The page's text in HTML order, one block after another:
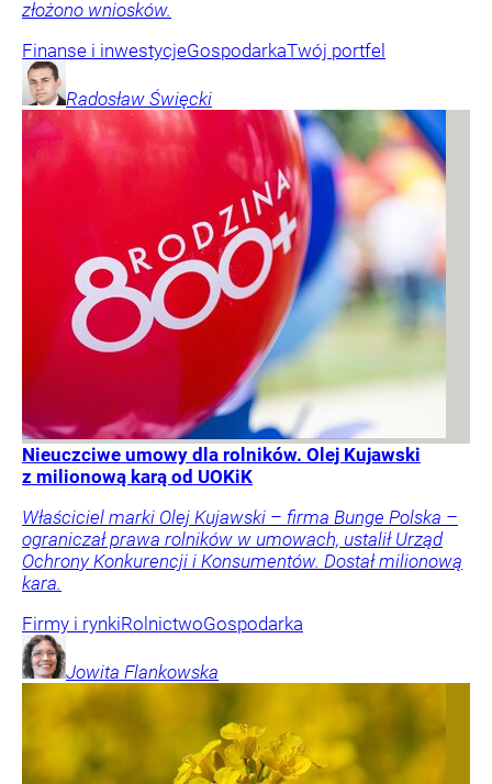
złożono wniosków.
Finanse i inwestycjeGospodarkaTwój portfel
Radosław Święcki
Nieuczciwe umowy dla rolników. Olej Kujawski
z milionową karą od UOKiK
Właściciel marki Olej Kujawski – firma Bunge Polska –
ograniczał prawa rolników w umowach, ustalił Urząd
Ochrony Konkurencji i Konsumentów. Dostał milionową
kara.
Firmy i rynkiRolnictwoGospodarka
Jowita Flankowska